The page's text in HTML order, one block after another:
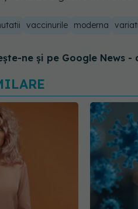
vaccinurile moderna
ne și pe Google News -